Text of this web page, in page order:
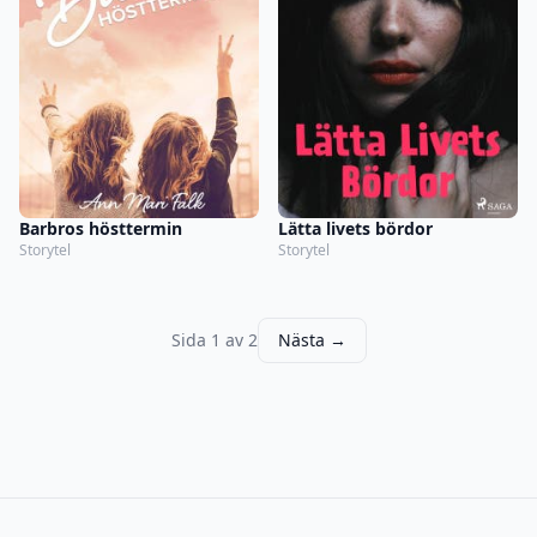
Barbros hösttermin
Storytel
Lätta livets bördor
Storytel
Sida 1 av 2 Nästa →